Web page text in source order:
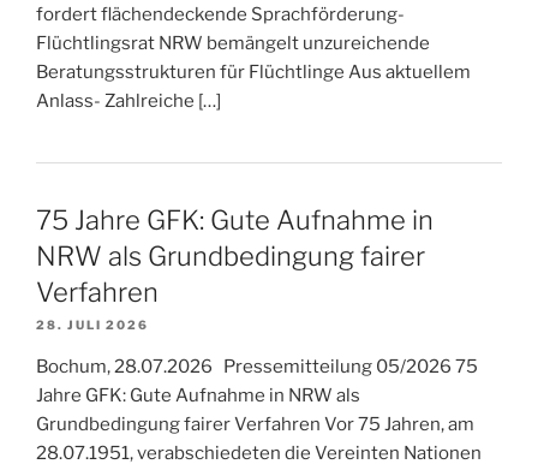
fordert flächendeckende Sprachförderung-
Flüchtlingsrat NRW bemängelt unzureichende
Beratungsstrukturen für Flüchtlinge Aus aktuellem
Anlass- Zahlreiche […]
75 Jahre GFK: Gute Aufnahme in
NRW als Grundbedingung fairer
Verfahren
28. JULI 2026
Bochum, 28.07.2026 Pressemitteilung 05/2026 75
Jahre GFK: Gute Aufnahme in NRW als
Grundbedingung fairer Verfahren Vor 75 Jahren, am
28.07.1951, verabschiedeten die Vereinten Nationen